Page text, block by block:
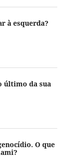
à esquerda?
último da sua
O que